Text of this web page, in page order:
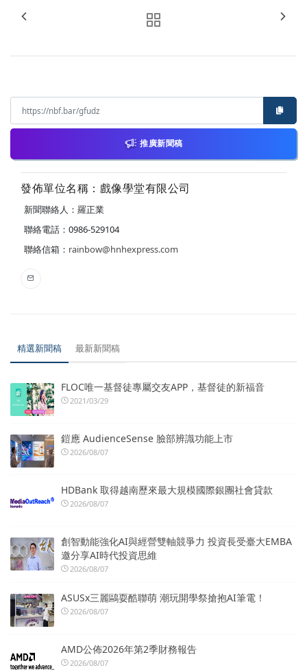
推廣新聞稿
發佈單位名稱：戲像學堂有限公司
新聞聯絡人：羅正業
聯絡電話：0986-529104
聯絡信箱： rainbow@hnhexpress.com
精選新聞稿 最新新聞稿
FLOC唯一基督徒專屬交友APP，基督徒的新福音
2021/03/29
鎧應 AudienceSense 臉部辨識功能上市
2026/08/07
HDBank 取得越南歷來最大規模國際銀團社會貸款
2026/08/07
創智動能強化AI與經營雙軸競爭力 投資長受臺大EMBA
邀分享AI時代投資思維
2026/08/07
ASUSx三麗鷗耍酷聯萌 潮玩開學祭搶抱AI筆電！
2026/08/07
AMD公佈2026年第2季財務報告
2026/08/07